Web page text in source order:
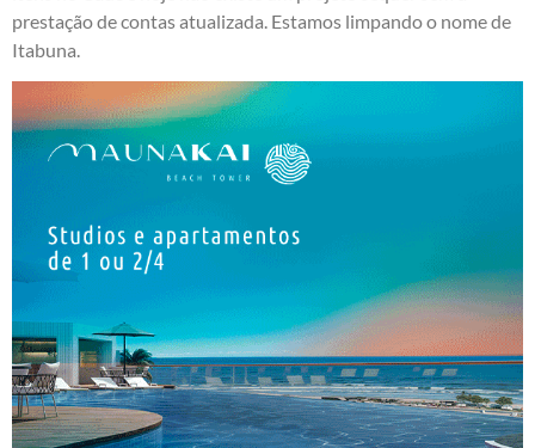
prestação de contas atualizada. Estamos limpando o nome de
Itabuna.